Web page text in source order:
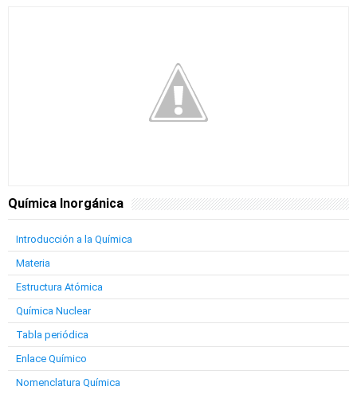
Química Inorgánica
Introducción a la Química
Materia
Estructura Atómica
Química Nuclear
Tabla periódica
Enlace Químico
Nomenclatura Química